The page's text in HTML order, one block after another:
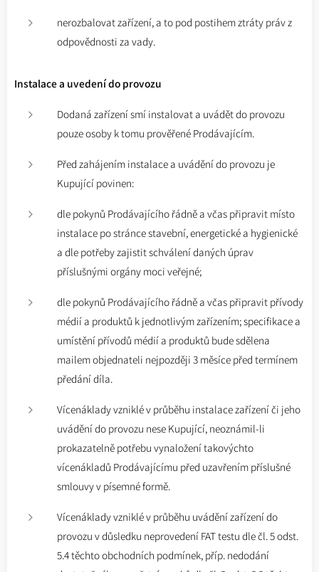
nerozbalovat zařízení, a to pod postihem ztráty práv z
odpovědnosti za vady.
Instalace a uvedení do provozu
Dodaná zařízení smí instalovat a uvádět do provozu
pouze osoby k tomu prověřené Prodávajícím.
Před zahájením instalace a uvádění do provozu je
Kupující povinen:
dle pokynů Prodávajícího řádně a včas připravit místo
instalace po stránce stavební, energetické a hygienické
a dle potřeby zajistit schválení daných úprav
příslušnými orgány moci veřejné;
dle pokynů Prodávajícího řádně a včas připravit přívody
médií a produktů k jednotlivým zařízením; specifikace a
umístění přívodů médií a produktů bude sdělena
mailem objednateli nejpozději 3 měsíce před termínem
předání díla.
Vícenáklady vzniklé v průběhu instalace zařízení či jeho
uvádění do provozu nese Kupující, neoznámil-li
prokazatelně potřebu vynaložení takovýchto
vícenákladů Prodávajícímu před uzavřením příslušné
smlouvy v písemné formě.
Vícenáklady vzniklé v průběhu uvádění zařízení do
provozu v důsledku neprovedení FAT testu dle čl. 5 odst.
5.4 těchto obchodních podmínek, příp. nedodání